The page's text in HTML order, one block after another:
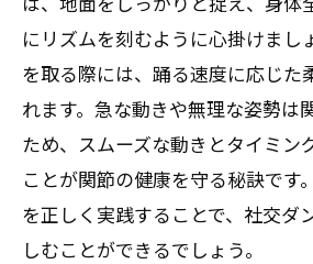
にリズムを刻むように心掛けまし
を取る際には、踊る速度に応じた
れます。急な動きや無理な姿勢は
ため、スムーズな動きとタイミン
ことが関節の健康を守る秘訣です
を正しく実践することで、社交ダ
しむことができるでしょう。